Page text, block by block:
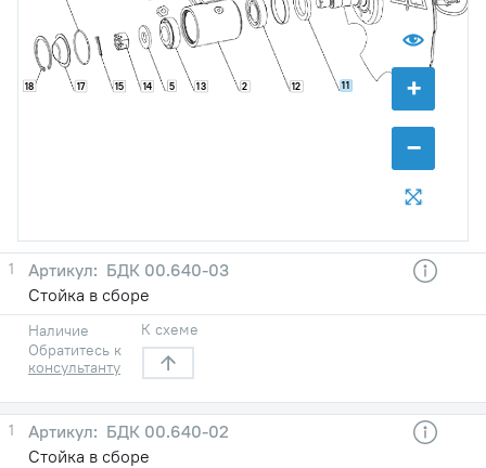
+
−
2
5 11
12
13
14
15
17
18
1
БДК 00.640-03
Стойка в сборе
Наличие
Обратитесь к
консультанту
К схеме
1
БДК 00.640-02
Стойка в сборе